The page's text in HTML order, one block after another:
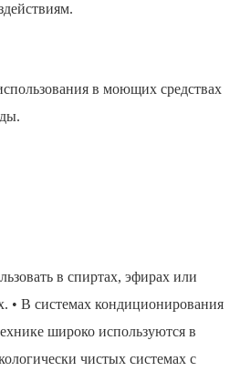
в моющих средствах
в спиртах, эфирах или
• В системах кондиционирования
широко используются в
чистых системах с